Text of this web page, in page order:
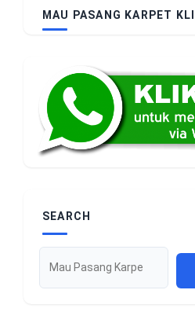
MAU PASANG KARPET
SEARCH